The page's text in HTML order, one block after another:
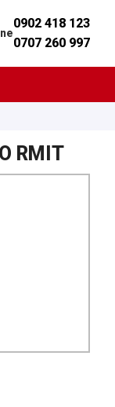
0902 418 123
0707 260 997
RMIT